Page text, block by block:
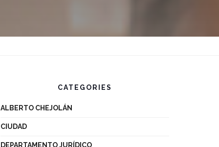
CATEGORIES
ALBERTO CHEJOLÁN
CIUDAD
DEPARTAMENTO JURÍDICO